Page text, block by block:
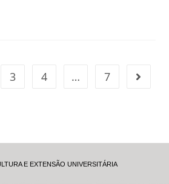
3 4 … 7
E EXTENSÃO UNIVERSITÁRIA